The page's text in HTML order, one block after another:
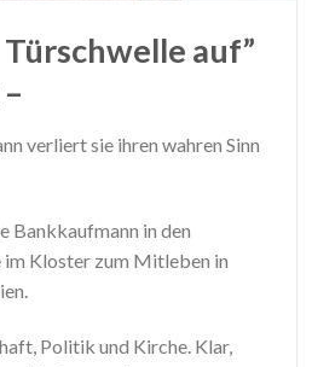
auf”
verliert sie ihren wahren Sinn
Bankkaufmann in den
im Kloster zum Mitleben in
Politik und Kirche. Klar,